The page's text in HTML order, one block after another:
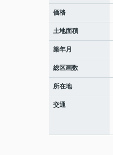
価格
土地面積
築年月
総区画数
所在地
交通